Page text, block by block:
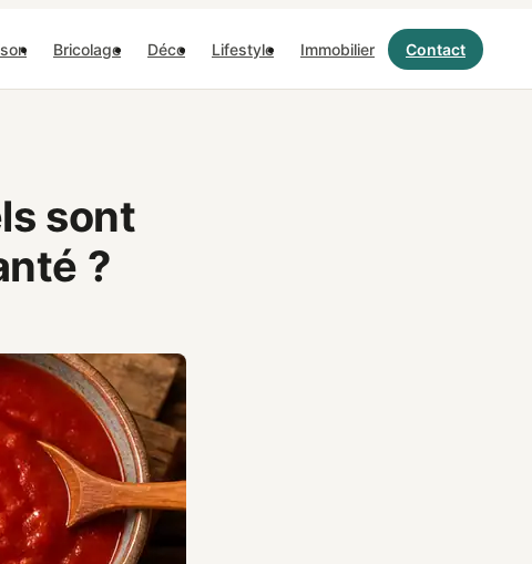
Bricolage Déco Lifestyle Immobilier Contact
sont
?